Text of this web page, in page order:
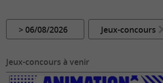
> 06/08/2026 Jeux-concours
Jeux-concours à venir